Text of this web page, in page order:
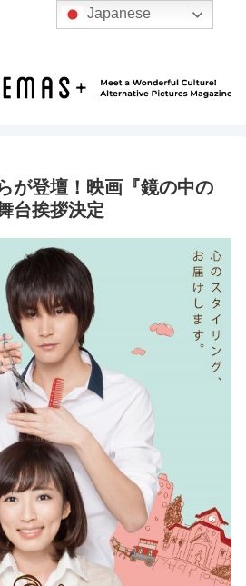
が登壇！映画『鏡の中の
台挨拶決定
Japanese